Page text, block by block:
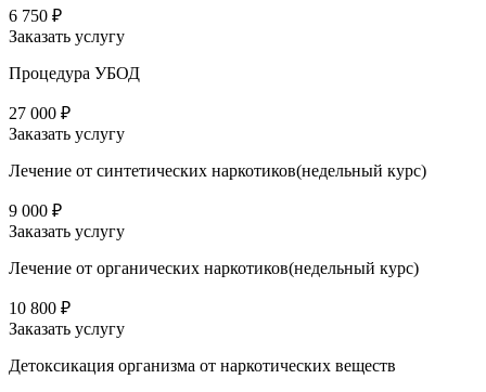
6 750 ₽
Заказать услугу
Процедура УБОД
27 000 ₽
Заказать услугу
Лечение от синтетических наркотиков(недельный курс)
9 000 ₽
Заказать услугу
Лечение от органических наркотиков(недельный курс)
10 800 ₽
Заказать услугу
Детоксикация организма от наркотических веществ